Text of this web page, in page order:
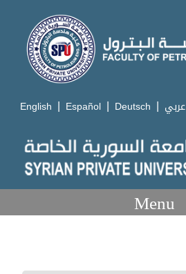
English | Español | Deutsch | عربي
Menu